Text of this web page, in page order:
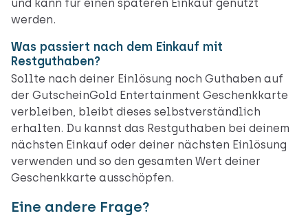
und kann für einen späteren Einkauf genutzt
werden.
Was passiert nach dem Einkauf mit
Restguthaben?
Sollte nach deiner Einlösung noch Guthaben auf
der GutscheinGold Entertainment Geschenkkarte
verbleiben, bleibt dieses selbstverständlich
erhalten. Du kannst das Restguthaben bei deinem
nächsten Einkauf oder deiner nächsten Einlösung
verwenden und so den gesamten Wert deiner
Geschenkkarte ausschöpfen.
Eine andere Frage?